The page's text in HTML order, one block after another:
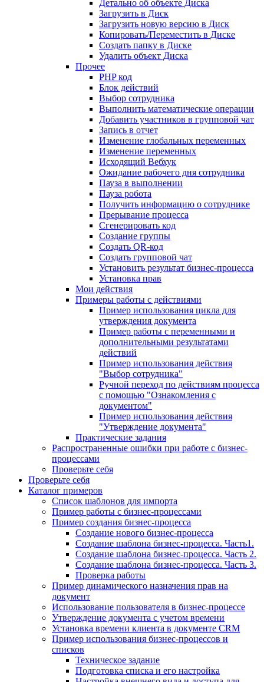
Детально об объекте Диска
Загрузить в Диск
Загрузить новую версию в Диск
Копировать/Переместить в Диске
Создать папку в Диске
Удалить объект Диска
Прочее
PHP код
Блок действий
Выбор сотрудника
Выполнить математические операции
Добавить участников в групповой чат
Запись в отчет
Изменение глобальных переменных
Изменение переменных
Исходящий Вебхук
Ожидание рабочего дня сотрудника
Пауза в выполнении
Пауза робота
Получить информацию о сотруднике
Прерывание процесса
Сгенерировать код
Создание группы
Создать QR-код
Создать групповой чат
Установить результат бизнес-процесса
Установка прав
Мои действия
Примеры работы с действиями
Пример использования цикла для
утверждения документа
Пример работы с переменными и
дополнительными результатами
действий
Пример использования действия
"Выбор сотрудника"
Ручной переход по действиям процесса
с помощью "Ознакомления с
документом"
Пример использования действия
"Утверждение документа"
Практические задания
Распространенные ошибки при работе с бизнес-
процессами
Проверьте себя
Проверьте себя
Каталог примеров
Список шаблонов для импорта
Пример работы с бизнес-процессами
Пример создания бизнес-процесса
Создание нового бизнес-процесса
Создание шаблона бизнес-процесса. Часть1.
Создание шаблона бизнес-процесса. Часть 2.
Создание шаблона бизнес-процесса. Часть 3.
Проверка работы
Пример динамического назначения прав на
документ
Использование пользователя в бизнес-процессе
Утверждение документа с учетом времени
Установка времени клиента в документе CRM
Пример использования бизнес-процессов и
списков
Техническое задание
Подготовка списка и его настройка